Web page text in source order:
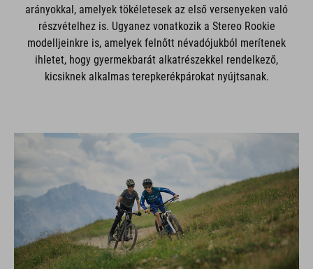
arányokkal, amelyek tökéletesek az első versenyeken való
részvételhez is. Ugyanez vonatkozik a Stereo Rookie
modelljeinkre is, amelyek felnőtt névadójukból merítenek
ihletet, hogy gyermekbarát alkatrészekkel rendelkező,
kicsiknek alkalmas terepkerékpárokat nyújtsanak.